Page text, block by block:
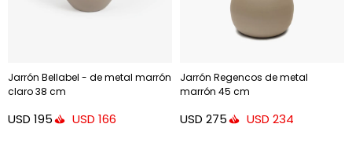
Jarrón Bellabel - de metal marrón
claro 38 cm
USD 195 USD 166
Jarrón Regencos de metal
marrón 45 cm
USD 275 USD 234